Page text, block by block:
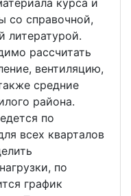
курса и
со справочной,
литературой.
рассчитать
вентиляцию,
средние
района.
по
всех кварталов
по
график